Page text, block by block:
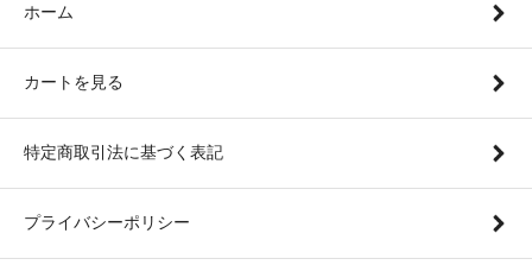
ホーム
カートを見る
特定商取引法に基づく表記
プライバシーポリシー